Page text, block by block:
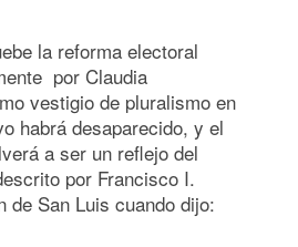
la reforma electoral
por Claudia
vestigio de pluralismo en
habrá desaparecido, y el
a ser un reflejo del
por Francisco I.
de San Luis cuando dijo: